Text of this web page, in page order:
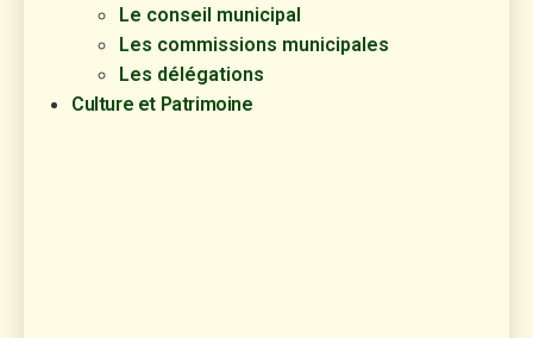
Le conseil municipal
Les commissions municipales
Les délégations
Culture et Patrimoine